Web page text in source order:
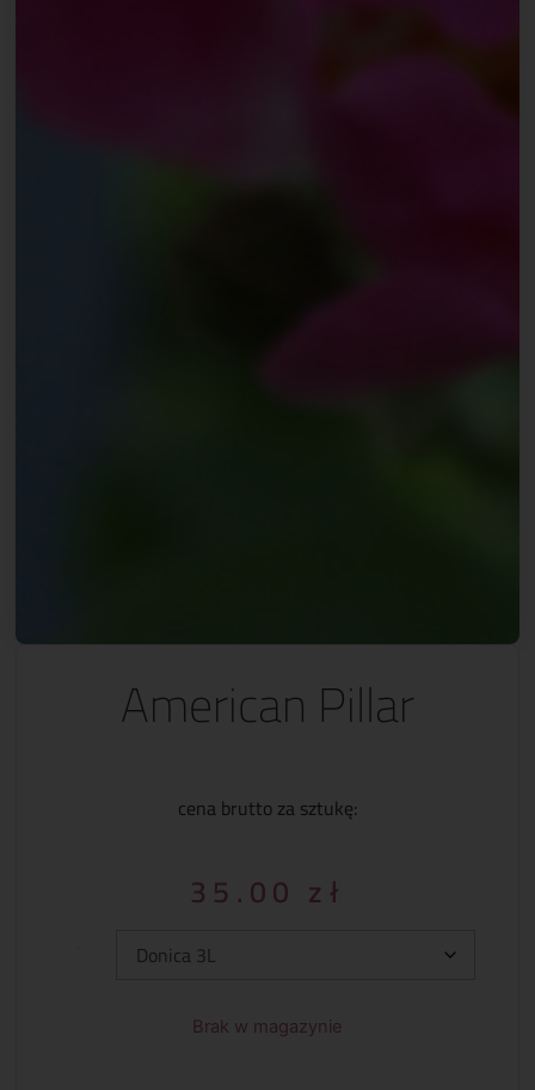
American Pillar
cena brutto za sztukę:
35.00 zł
Brak w magazynie